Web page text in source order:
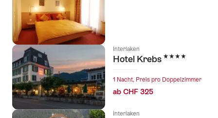
Interlaken
Hotel Krebs 4 Sterne
1 Nacht, Preis pro Doppelzimmer
ab CHF 325
Interlaken